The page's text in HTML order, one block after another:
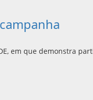
em que demonstra